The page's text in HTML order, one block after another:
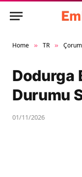
Home » TR » Çorum
Dodurga
Durumu
01/11/2026